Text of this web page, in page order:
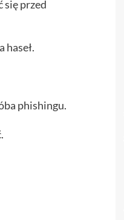
się przed
haseł.
phishingu.